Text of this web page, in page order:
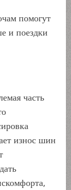
помогут
и поездки
часть
износ шин